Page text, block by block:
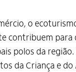
o
contribuem para
polos da região.
da Criança e